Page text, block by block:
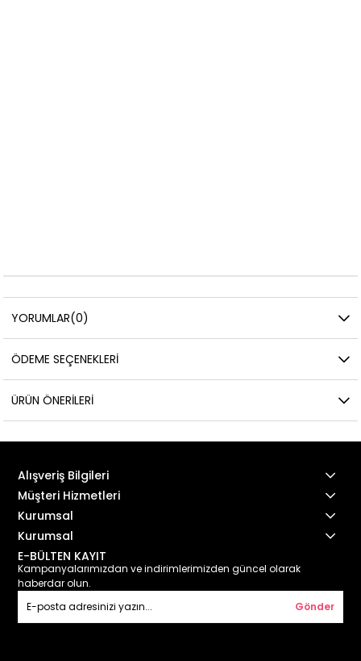
YORUMLAR(0)
ÖDEME SEÇENEKLERI
ÜRÜN ÖNERILERI
Alışveriş Bilgileri
Müşteri Hizmetleri
Kurumsal
Kurumsal
E-BÜLTEN KAYIT
Kampanyalarımızdan ve indirimlerimizden güncel olarak
haberdar olun.
Gönder